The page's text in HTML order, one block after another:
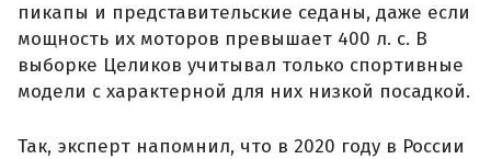
пикапы и представительские седаны, даже если
мощность их моторов превышает 400 л. с. В
выборке Целиков учитывал только спортивные
модели с характерной для них низкой посадкой.
Так, эксперт напомнил, что в 2020 году в России